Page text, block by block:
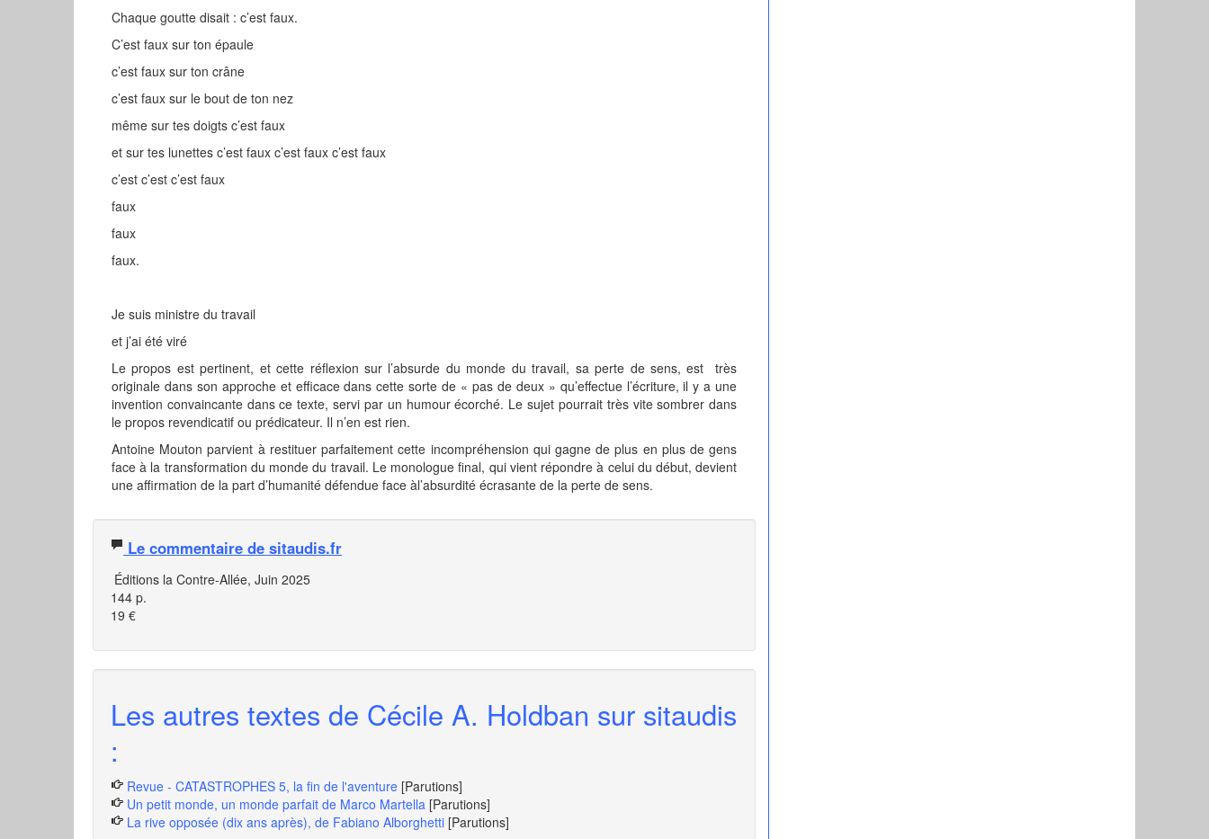
Chaque goutte disait : c’est faux.
C’est faux sur ton épaule
c’est faux sur ton crâne
c’est faux sur le bout de ton nez
même sur tes doigts c’est faux
et sur tes lunettes c’est faux c’est faux c’est faux
c’est c’est c’est faux
faux
faux
faux.
Je suis ministre du travail
et j’ai été viré
Le propos est pertinent, et cette réflexion sur l’absurde du monde du travail, sa perte de sens, est très
originale dans son approche et efficace dans cette sorte de « pas de deux » qu’effectue l’écriture, il y a une
invention convaincante dans ce texte, servi par un humour écorché. Le sujet pourrait très vite sombrer dans
le propos revendicatif ou prédicateur. Il n’en est rien.
Antoine Mouton parvient à restituer parfaitement cette incompréhension qui gagne de plus en plus de gens
face à la transformation du monde du travail. Le monologue final, qui vient répondre à celui du début, devient
une affirmation de la part d’humanité défendue face àl’absurdité écrasante de la perte de sens.
Le commentaire de sitaudis.fr
Éditions la Contre-Allée, Juin 2025
144 p.
19 €
Les autres textes de Cécile A. Holdban sur sitaudis
:
Revue - CATASTROPHES 5, la fin de l'aventure [Parutions]
Un petit monde, un monde parfait de Marco Martella [Parutions]
La rive opposée (dix ans après), de Fabiano Alborghetti [Parutions]